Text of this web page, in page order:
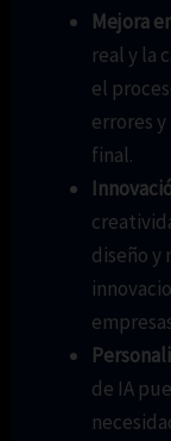
Mejora
real y la
el
errores
final.
diseño y
de IA